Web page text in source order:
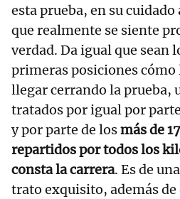
esta prueba, en su
que realmente se siente
verdad. Da igual que sean
primeras posiciones cómo
llegar cerrando la prueba,
tratados por igual por
y por parte de losmás de
repartidos por todos los
consta la carrera. Es de
trato exquisito, además